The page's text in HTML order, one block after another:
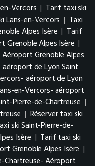
Vercors | Tarif taxi ski
Lans-en-Vercors | Taxi
Alpes Isère | Tarif
Grenoble Alpes Isère |
Grenoble Alpes
aéroport de Lyon Saint
aéroport de Lyon
en-Vercors- aéroport
Pierre-de-Chartreuse |
| Réserver taxi ski
ski Saint-Pierre-de-
Isère | Tarif taxi ski
Grenoble Alpes Isère |
Chartreuse- Aéroport